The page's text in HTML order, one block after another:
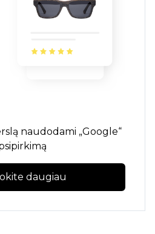
naudodami „Google“
daugiau